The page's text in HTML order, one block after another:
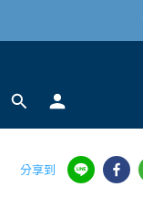
分享到